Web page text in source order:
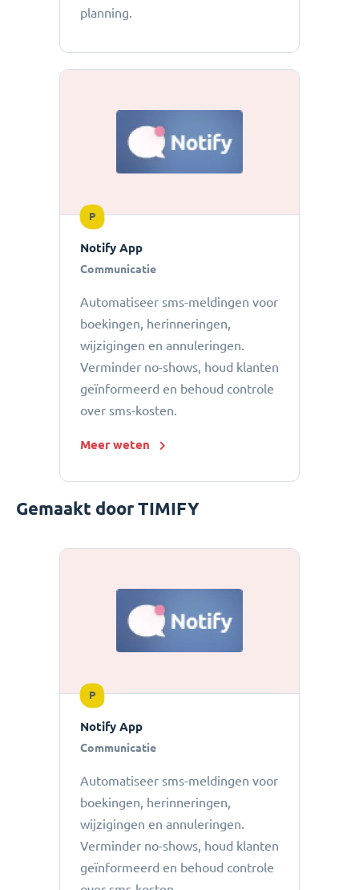
planning.
P
Notify App
Communicatie
Automatiseer sms-meldingen voor
boekingen, herinneringen,
wijzigingen en annuleringen.
Verminder no-shows, houd klanten
geïnformeerd en behoud controle
over sms-kosten.
Meer weten
Gemaakt door TIMIFY
P
Notify App
Communicatie
Automatiseer sms-meldingen voor
boekingen, herinneringen,
wijzigingen en annuleringen.
Verminder no-shows, houd klanten
geïnformeerd en behoud controle